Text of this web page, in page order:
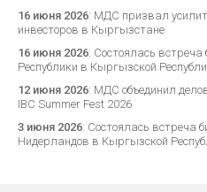
16 июня 2026: МДС призвал
инвесторов в Кыргызстане
16 июня 2026: Состоялась встреча
Республики в Кыргызской
12 июня 2026: МДС объединил
IBC Summer Fest 2026
3 июня 2026: Состоялась встреча
Нидерландов в Кыргызской